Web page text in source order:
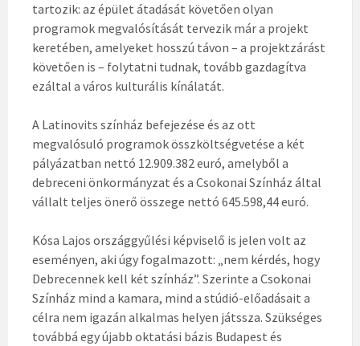
tartozik: az épület átadását követően olyan
programok megvalósítását tervezik már a projekt
keretében, amelyeket hosszú távon – a projektzárást
követően is – folytatni tudnak, tovább gazdagítva
ezáltal a város kulturális kínálatát.
A Latinovits színház befejezése és az ott
megvalósuló programok összköltségvetése a két
pályázatban nettó 12.909.382 euró, amelyből a
debreceni önkormányzat és a Csokonai Színház által
vállalt teljes önerő összege nettó 645.598,44 euró.
Kósa Lajos országgyűlési képviselő is jelen volt az
eseményen, aki úgy fogalmazott: „nem kérdés, hogy
Debrecennek kell két színház”. Szerinte a Csokonai
Színház mind a kamara, mind a stúdió-előadásait a
célra nem igazán alkalmas helyen játssza. Szükséges
továbbá egy újabb oktatási bázis Budapest és